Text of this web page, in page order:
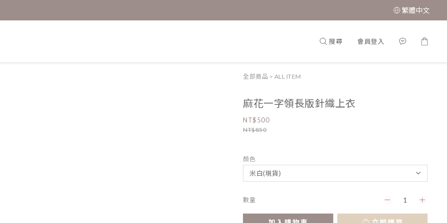
繁體中文
搜尋 會員登入
全部商品 > ALL ITEM
麻花一字領長版針織上衣
NT$500
NT$850
顏色
數量